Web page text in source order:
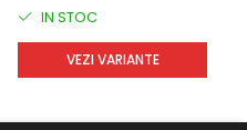
IN STOC
VEZI VARIANTE